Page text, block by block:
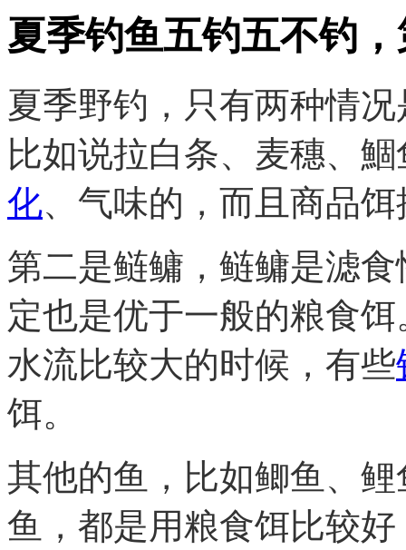
夏季钓鱼五钓五不钓
夏季野钓，只有两种情况
比如说拉白条、麦穗、
化、气味的，而且商品
第二是鲢鳙，鲢鳙是滤
定也是优于一般的粮食
水流比较大的时候，有些
饵。
其他的鱼，比如鲫鱼、
鱼，都是用粮食饵比较